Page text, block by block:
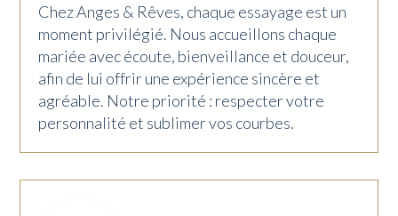
Chez Anges & Rêves, chaque essayage est un
moment privilégié. Nous accueillons chaque
mariée avec écoute, bienveillance et douceur,
afin de lui offrir une expérience sincère et
agréable. Notre priorité : respecter votre
personnalité et sublimer vos courbes.